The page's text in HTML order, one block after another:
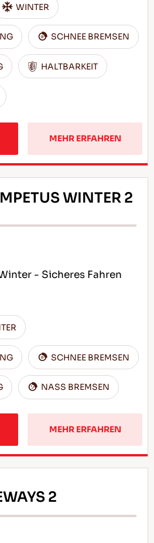
WINTER
SCHNEE BREMSEN
HALTBARKEIT
MEHR ERFAHREN
WINTER 2
- Sicheres Fahren
SCHNEE BREMSEN
NASS BREMSEN
MEHR ERFAHREN
2